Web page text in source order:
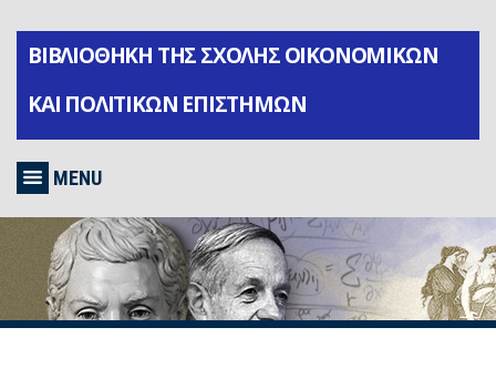
ΒΙΒΛΙΟΘΗΚΗ ΤΗΣ ΣΧΟΛΗΣ ΟΙΚΟΝΟΜΙΚΩΝ
ΚΑΙ ΠΟΛΙΤΙΚΩΝ ΕΠΙΣΤΗΜΩΝ
MENU